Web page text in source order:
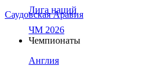
Саудовская Аравия
Лига наций
ЧМ 2026
Чемпионаты
Англия